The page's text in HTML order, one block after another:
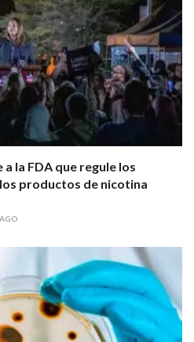
la FDA que regule los
productos de nicotina